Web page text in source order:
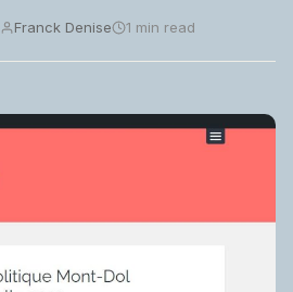
Franck Denise 1 min read